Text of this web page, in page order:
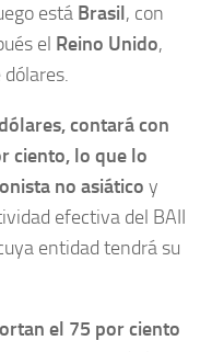
está Brasil, con
el Reino Unido,
contará con
ciento, lo que lo
no asiático y
efectiva del BAII
entidad tendrá su
el 75 por ciento